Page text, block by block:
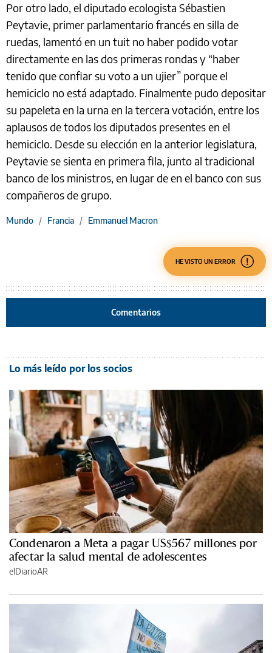
Por otro lado, el diputado ecologista Sébastien
Peytavie, primer parlamentario francés en silla de
ruedas, lamentó en un tuit no haber podido votar
directamente en las dos primeras rondas y “haber
tenido que confiar su voto a un ujier” porque el
hemiciclo no está adaptado. Finalmente pudo depositar
su papeleta en la urna en la tercera votación, entre los
aplausos de todos los diputados presentes en el
hemiciclo. Desde su elección en la anterior legislatura,
Peytavie se sienta en primera fila, junto al tradicional
banco de los ministros, en lugar de en el banco con sus
compañeros de grupo.
Mundo / Francia / Emmanuel Macron
HE VISTO UN ERROR
Comentarios
Lo más leído por los socios
Condenaron a Meta a pagar US$567 millones por
afectar la salud mental de adolescentes
elDiarioAR